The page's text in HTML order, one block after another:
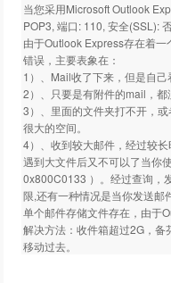
当您采用Microsoft Outlook
POP3, 端口: 110, 安全(SSL):
由于Outlook Express存在着
错误，主要表象在：
1）、Mail收了下来，但是自
2）、只要是有附件的mail，
3）、里面的文件夹打不开，
很大的空间。
4）、收到较大邮件，经过较
遇到大文件后又不可以了当你
0x800C0133 ）。经过查询，
限,还有一种情况是当你发送邮
单个邮件存储文件存在，由于
解决方法：收件箱超过2G，
移动过去。